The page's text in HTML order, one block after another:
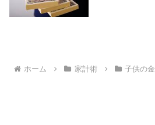
ホーム 家計術 子供の